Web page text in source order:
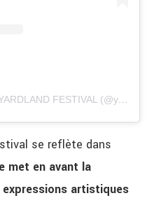
Une publication partagée par YARDLAND FESTIVAL (@yardland_)
se reflète dans
met en avant la
artistiques